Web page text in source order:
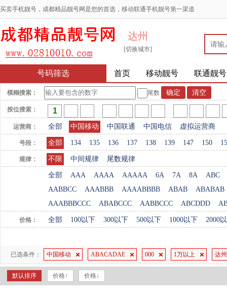
买卖手机靓号，成都精品靓号网是您的首选，移动联通手机靓号第一渠道
达州
[切换城市]
号码筛选 首页 移动靓号 联通靓号
模糊搜索： 尾数
按位搜索：
运营商： 全部 中国移动 中国联通 中国电信 虚拟运营商
号段： 全部 134 135 136 137 138 139 147 150
规律： 不限 中间规律 尾数规律
全部 AAA AAAA AAAAA 6A 7A 8A
ABC
AABBCC
AAABBB AAAABBBB ABAB
ABABAB
AAABBBCCC
ABABCCC AABBCCC ABCDDD
价格： 全部 100以下 300以下 500以下 1000以下 2000
已选条件： 中国移动 ABACADAE 000 1万以上 达州
默认排序 价格↑ 价格↓